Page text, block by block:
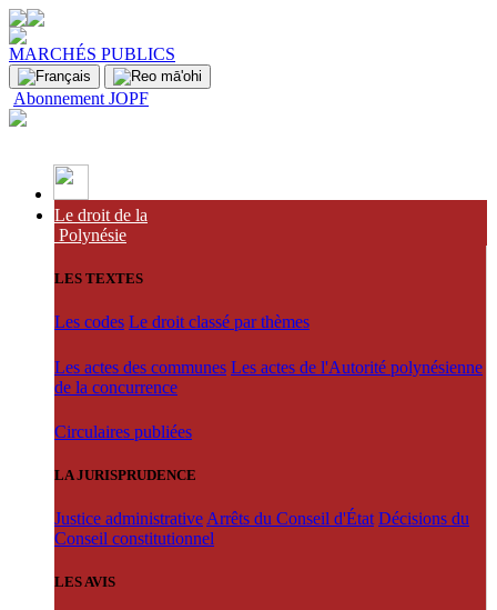
MARCHÉS PUBLICS
Abonnement JOPF
Le droit de la
Polynésie
LES TEXTES
Les codes Le droit classé par thèmes
Les actes des communes Les actes de l'Autorité polynésienne
de la concurrence
Circulaires publiées
LA JURISPRUDENCE
Justice administrative Arrêts du Conseil d'État Décisions du
Conseil constitutionnel
LES AVIS